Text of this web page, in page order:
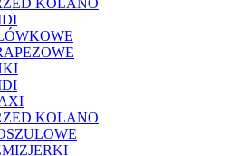
KOLANO
KOLANO